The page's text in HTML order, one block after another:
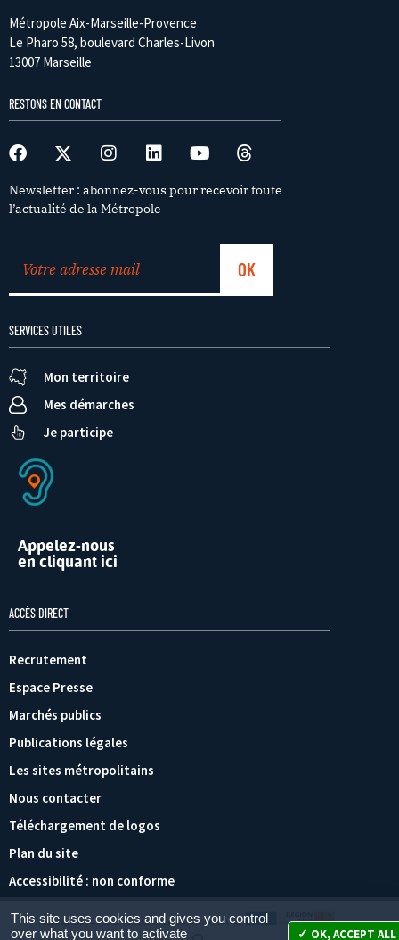
Métropole Aix-Marseille-Provence
Le Pharo 58, boulevard Charles-Livon
13007 Marseille
RESTONS EN CONTACT
Newsletter : abonnez-vous pour recevoir toute
l’actualité de la Métropole
SERVICES UTILES
Mon territoire
Mes démarches
Je participe
Appelez-nous
en cliquant ici
ACCÈS DIRECT
Recrutement
Espace Presse
Marchés publics
Publications légales
Les sites métropolitains
Nous contacter
Téléchargement de logos
Plan du site
Accessibilité : non conforme
Paramétrage des cookies Mentions légales
This site uses cookies and gives you control
over what you want to activate
OK, ACCEPT ALL